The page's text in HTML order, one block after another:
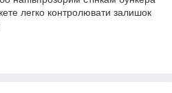
легко контролювати залишок